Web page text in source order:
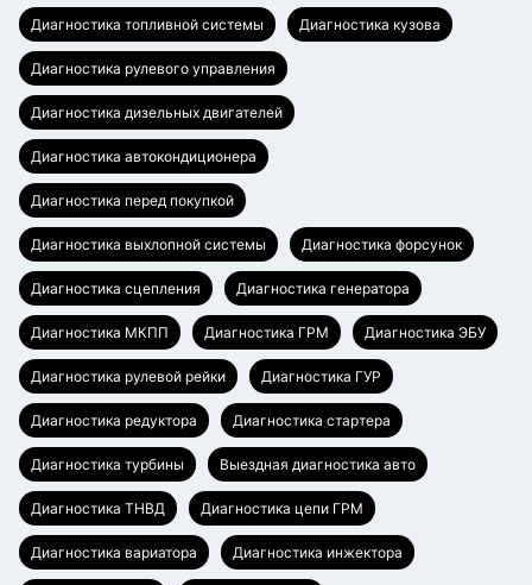
Диагностика топливной системы Диагностика кузова
Диагностика рулевого управления
Диагностика дизельных двигателей
Диагностика автокондиционера
Диагностика перед покупкой
Диагностика выхлопной системы Диагностика форсунок
Диагностика сцепления Диагностика генератора
Диагностика МКПП Диагностика ГРМ Диагностика ЭБУ
Диагностика рулевой рейки Диагностика ГУР
Диагностика редуктора Диагностика стартера
Диагностика турбины Выездная диагностика авто
Диагностика ТНВД Диагностика цепи ГРМ
Диагностика вариатора Диагностика инжектора